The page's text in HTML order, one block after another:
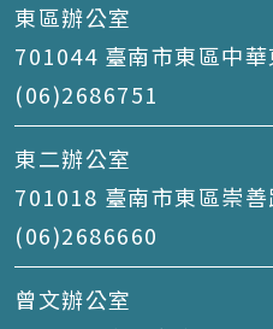
東區辦公室
701044 臺南市東區中
(06)2686751
東二辦公室
701018 臺南市東區崇
(06)2686660
曾文辦公室